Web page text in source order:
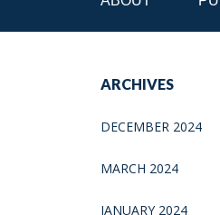
ARCHIVES
DECEMBER 2024
MARCH 2024
JANUARY 2024